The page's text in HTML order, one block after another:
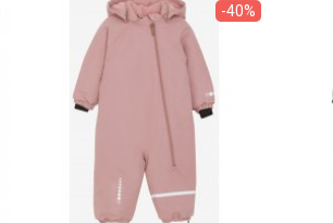
-40%